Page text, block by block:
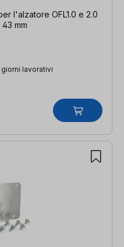
l'alzatore OFL1.0 e 2.0
mm
lavorativi